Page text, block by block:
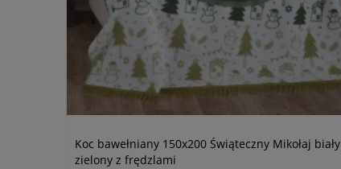
Koc bawełniany 150x200 Świąteczny Mikołaj biały
zielony z frędzlami